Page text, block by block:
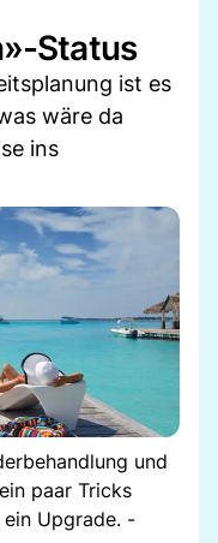
Status
ist es
wäre da
ins
und
paar Tricks
Upgrade. -